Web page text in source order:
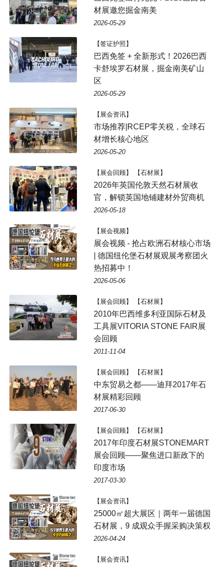
材展邀您掘金南美
2026-05-29
【签证护照】
巴西免签 + 全新形式！2026巴西
卡舒埃罗石材展，掘金南美矿山
区
2026-05-29
【展会资讯】
市场推荐|RCEP零关税，全球石
材增长核心地区
2026-05-20
【展会回顾】 【石材展】
2026年英国伦敦天然石材展收
官，解锁英国地铺建材外贸商机
2026-05-18
【展会视频】
展会视频 - 抢占欧洲石材核心市场
| 德国纽伦堡石材展观展考察团火
热招募中！
2026-05-06
【展会回顾】 【石材展】
2010年巴西维多利亚国际石材及
工具展VITORIA STONE FAIR展
会回顾
2011-11-04
【展会回顾】 【石材展】
中东贸易之都——迪拜2017年石
材展精彩回顾
2017-06-30
【展会回顾】 【石材展】
2017年印度石材展STONEMART
展会回顾——聚焦进口新政下的
印度市场
2017-03-30
【展会资讯】
25000㎡超大展区｜两年一届德国
石材展，9 成观众手握采购决策权
2026-04-24
【展会资讯】